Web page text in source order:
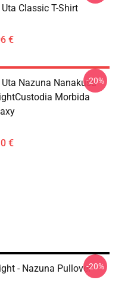
Classic T-Shirt
€
Nazuna Nanakusa
Morbida
€
-20%
- Nazuna Pullover-20%